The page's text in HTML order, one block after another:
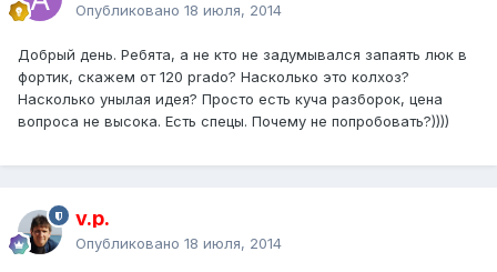
Опубликовано 18 июля, 2014
Добрый день. Ребята, а не кто не задумывался запаять люк в
фортик, скажем от 120 prado? Насколько это колхоз?
Насколько унылая идея? Просто есть куча разборок, цена
вопроса не высока. Есть спецы. Почему не попробовать?))))
v.p.
Опубликовано 18 июля, 2014